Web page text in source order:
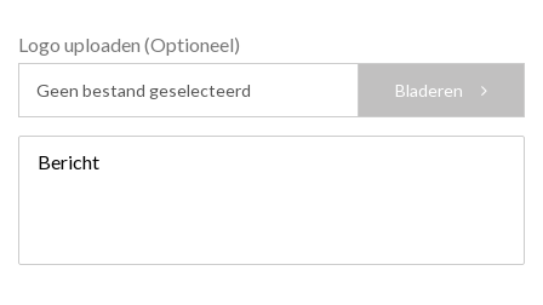
Logo uploaden (Optioneel)
Geen bestand geselecteerd Bladeren
Bericht